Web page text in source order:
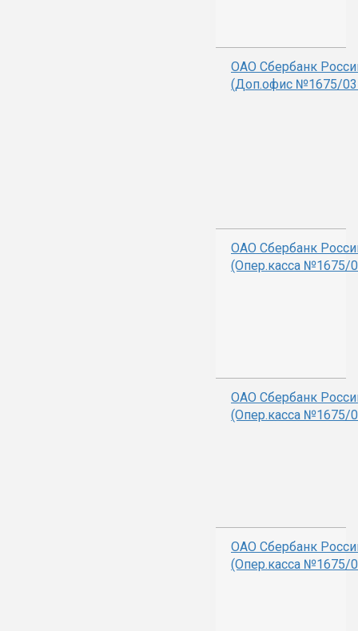
ОАО Сбербанк
(Доп.офис №1675/
ОАО Сбербанк
(Опер.касса №1675/
ОАО Сбербанк
(Опер.касса №1675/
ОАО Сбербанк
(Опер.касса №1675/